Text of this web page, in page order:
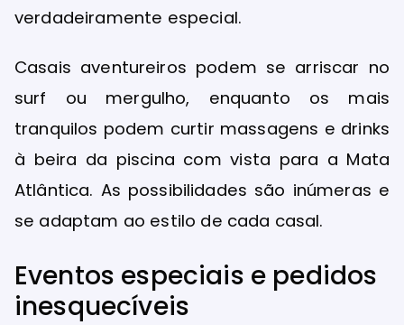
verdadeiramente especial.
Casais aventureiros podem se arriscar no
surf ou mergulho, enquanto os mais
tranquilos podem curtir massagens e drinks
à beira da piscina com vista para a Mata
Atlântica. As possibilidades são inúmeras e
se adaptam ao estilo de cada casal.
Eventos especiais e pedidos
inesquecíveis